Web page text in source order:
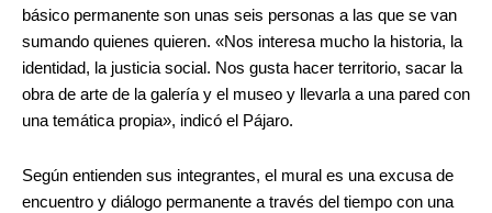
básico permanente son unas seis personas a las que se van
sumando quienes quieren. «Nos interesa mucho la historia, la
identidad, la justicia social. Nos gusta hacer territorio, sacar la
obra de arte de la galería y el museo y llevarla a una pared con
una temática propia», indicó el Pájaro.
Según entienden sus integrantes, el mural es una excusa de
encuentro y diálogo permanente a través del tiempo con una